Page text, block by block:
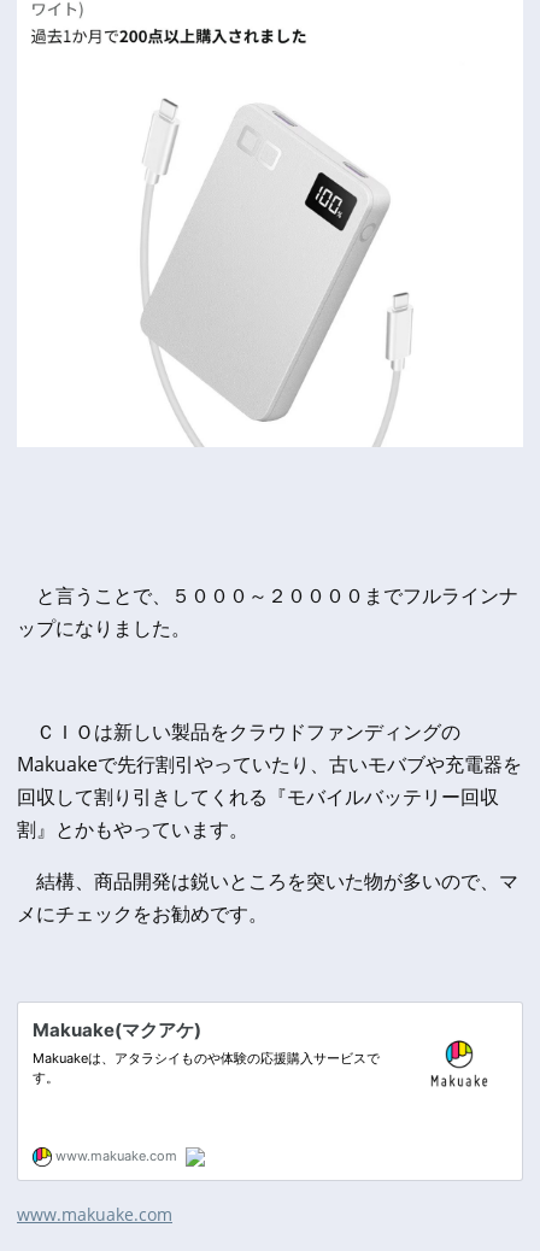
と言うことで、５０００～２００００までフルラインナ
ップになりました。
ＣＩＯは新しい製品をクラウドファンディングの
Makuakeで先行割引やっていたり、古いモバブや充電器を
回収して割り引きしてくれる『モバイルバッテリー回収
割』とかもやっています。
結構、商品開発は鋭いところを突いた物が多いので、マ
メにチェックをお勧めです。
www.makuake.com